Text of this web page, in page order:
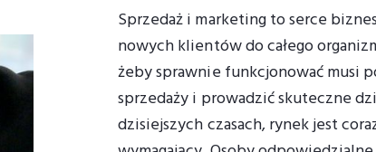
Sprzedaż i marketing to serce
nowych klientów do całego
żeby sprawnie funkcjonować musi
sprzedaży i prowadzić skuteczne
dzisiejszych czasach, rynek jest